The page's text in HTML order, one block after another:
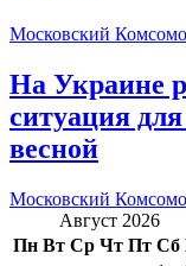
Московский
На Украине
ситуация
весной
Московский
Август 2026
Пн Вт Ср Чт Пт Сб